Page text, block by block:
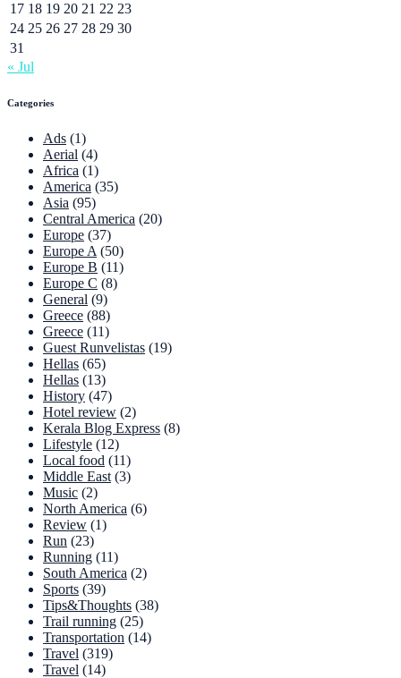
17 18 19 20 21 22 23
24 25 26 27 28 29 30
31
« Jul
Categories
Ads (1)
Aerial (4)
Africa (1)
America (35)
Asia (95)
Central America (20)
Europe (37)
Europe A (50)
Europe B (11)
Europe C (8)
General (9)
Greece (88)
Greece (11)
Guest Runvelistas (19)
Hellas (65)
Hellas (13)
History (47)
Hotel review (2)
Kerala Blog Express (8)
Lifestyle (12)
Local food (11)
Middle East (3)
Music (2)
North America (6)
Review (1)
Run (23)
Running (11)
South America (2)
Sports (39)
Tips&Thoughts (38)
Trail running (25)
Transportation (14)
Travel (319)
Travel (14)